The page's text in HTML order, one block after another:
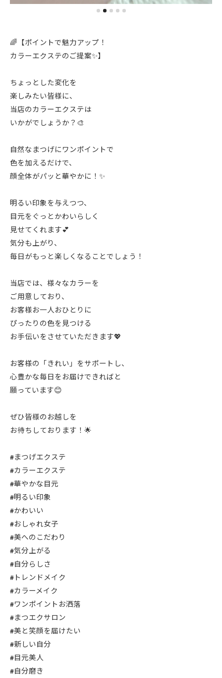
🌈【ポイントで魅力アップ！
カラーエクステのご提案✨】
ちょっとした変化を
楽しみたい皆様に、
当店のカラーエクステは
いかがでしょうか？🎨
自然なまつげにワンポイントで
色を加えるだけで、
顔全体がパッと華やかに！✨
明るい印象を与えつつ、
目元をぐっとかわいらしく
見せてくれます💕
気分も上がり、
毎日がもっと楽しくなることでしょう！
当店では、様々なカラーを
ご用意しており、
お客様お一人おひとりに
ぴったりの色を見つける
お手伝いをさせていただきます💖
お客様の「きれい」をサポートし、
心豊かな毎日をお届けできればと
願っています😊
ぜひ皆様のお越しを
お待ちしております！🌟
#まつげエクステ
#カラーエクステ
#華やかな目元
#明るい印象
#かわいい
#おしゃれ女子
#美へのこだわり
#気分上がる
#自分らしさ
#トレンドメイク
#カラーメイク
#ワンポイントお洒落
#まつエクサロン
#美と笑顔を届けたい
#新しい自分
#目元美人
#自分磨き